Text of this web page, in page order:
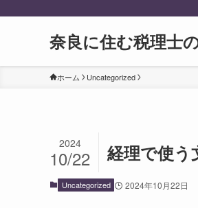
奈良に住む税理士
ホーム Uncategorized
経理で使う
2024
10/22
Uncategorized 2024年10月22日